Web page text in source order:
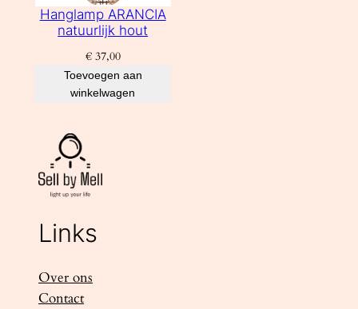
Hanglamp ARANCIA
natuurlijk hout
€37,00
Toevoegen aan
winkelwagen
Links
Over ons
Contact